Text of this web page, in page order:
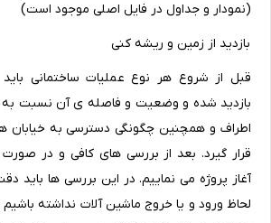
(نمودار و جداول در فایل اصلی موجود است)
بازدید از زمین و ریشه کنی
قبل از شروع هر نوع عملیات ساختمانی
بازدید شده و وضعیت و فاصله ی آن نسبت به
اطراف و همچنین چگونگی دسترسی به خیابان
قرار گیرد. بعد از بررسی های کافی و در
آغاز پروژه می نماییم. در این بررسی ها باید
لحاظ ورود و یا خروج ماشین آلات نداشته